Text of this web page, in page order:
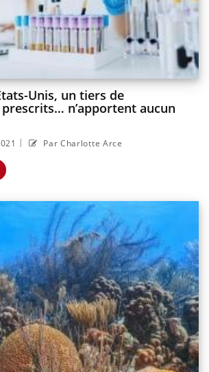
Unis, un tiers de
n’apportent aucun
| Par Charlotte Arce